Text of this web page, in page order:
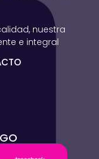
nuestra
e integral